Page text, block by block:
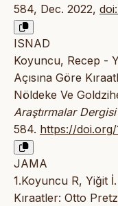
584, Dec. 2022,
ISNAD
Koyuncu, Recep -
Açısına Göre
Nöldeke Ve
Araştırmalar Dergisi
584. https://doi.org/
JAMA
1.Koyuncu R, Yiğit
Kıraatler: Otto